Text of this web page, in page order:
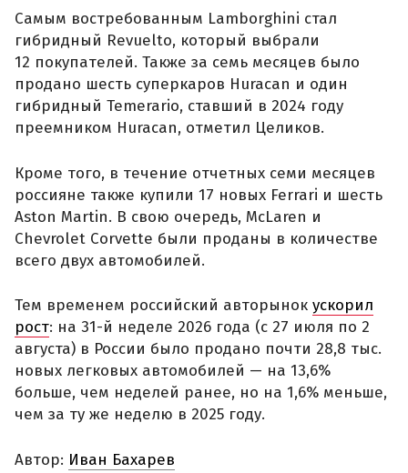
Самым востребованным Lamborghini стал
гибридный Revuelto, который выбрали
12 покупателей. Также за семь месяцев было
продано шесть суперкаров Huracan и один
гибридный Temerario, ставший в 2024 году
преемником Huracan, отметил Целиков.
Кроме того, в течение отчетных семи месяцев
россияне также купили 17 новых Ferrari и шесть
Aston Martin. В свою очередь, McLaren и
Chevrolet Corvette были проданы в количестве
всего двух автомобилей.
Тем временем российский авторынок ускорил
рост: на 31-й неделе 2026 года (с 27 июля по 2
августа) в России было продано почти 28,8 тыс.
новых легковых автомобилей — на 13,6%
больше, чем неделей ранее, но на 1,6% меньше,
чем за ту же неделю в 2025 году.
Автор: Иван Бахарев